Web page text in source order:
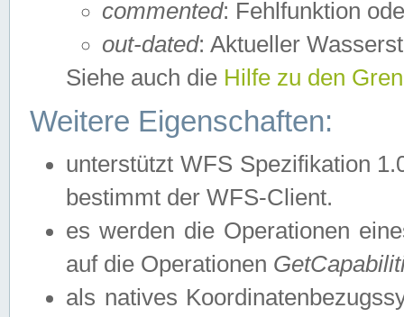
commented: Fehlfunktion
out-dated: Aktueller
Siehe auch die Hilfe zu den
Weitere Eigenschaften:
unterstützt WFS Spezifikation
bestimmt der WFS-Client.
es werden die Operationen
auf die Operationen
als natives